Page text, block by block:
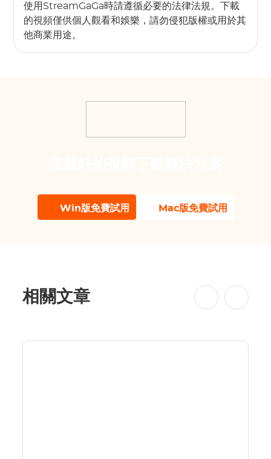
使用StreamGaGa時請遵循必要的法律法規。下載
的視頻僅供個人觀看和娛樂，請勿侵犯版權或用於其
他商業用途。
Win版免費試用 Mac版免費試用
相關文章